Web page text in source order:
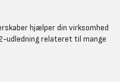
hjælper din virksomhed
udledning relateret til mange